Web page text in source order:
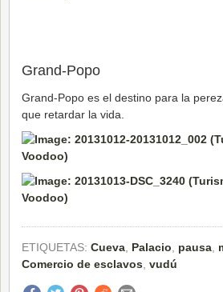
Grand-Popo
Grand-Popo es el destino para la
que retardar la vida.
ETIQUETAS: Cueva, Palacio, pausa,
Comercio de esclavos, vudú